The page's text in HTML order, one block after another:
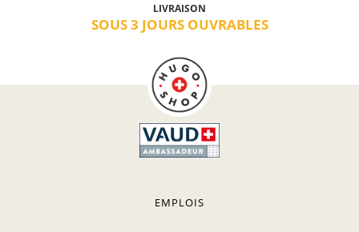
LIVRAISON
SOUS 3 JOURS OUVRABLES
EMPLOIS